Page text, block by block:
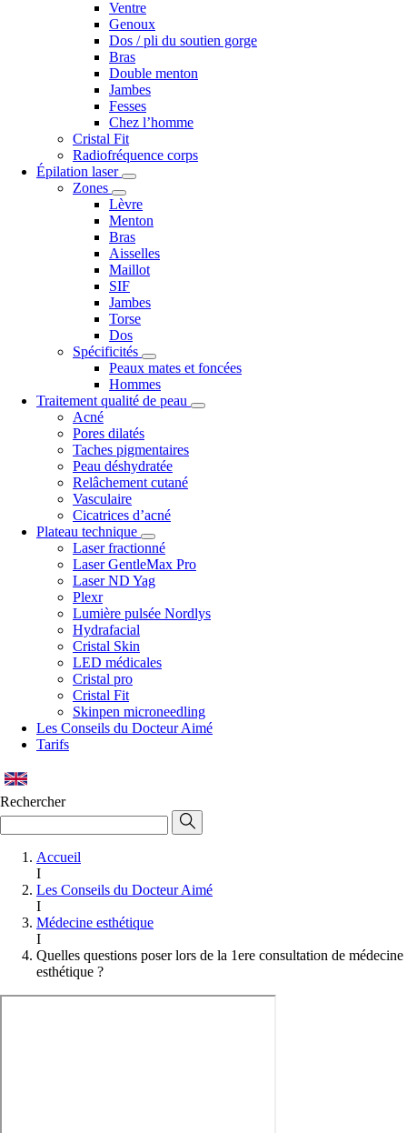
Ventre
Genoux
Dos / pli du soutien gorge
Bras
Double menton
Jambes
Fesses
Chez l’homme
Cristal Fit
Radiofréquence corps
Épilation laser
Zones
Lèvre
Menton
Bras
Aisselles
Maillot
SIF
Jambes
Torse
Dos
Spécificités
Peaux mates et foncées
Hommes
Traitement qualité de peau
Acné
Pores dilatés
Taches pigmentaires
Peau déshydratée
Relâchement cutané
Vasculaire
Cicatrices d’acné
Plateau technique
Laser fractionné
Laser GentleMax Pro
Laser ND Yag
Plexr
Lumière pulsée Nordlys
Hydrafacial
Cristal Skin
LED médicales
Cristal pro
Cristal Fit
Skinpen microneedling
Les Conseils du Docteur Aimé
Tarifs
Rechercher
Accueil
I
Les Conseils du Docteur Aimé
I
Médecine esthétique
I
Quelles questions poser lors de la 1ere consultation de médecine
esthétique ?